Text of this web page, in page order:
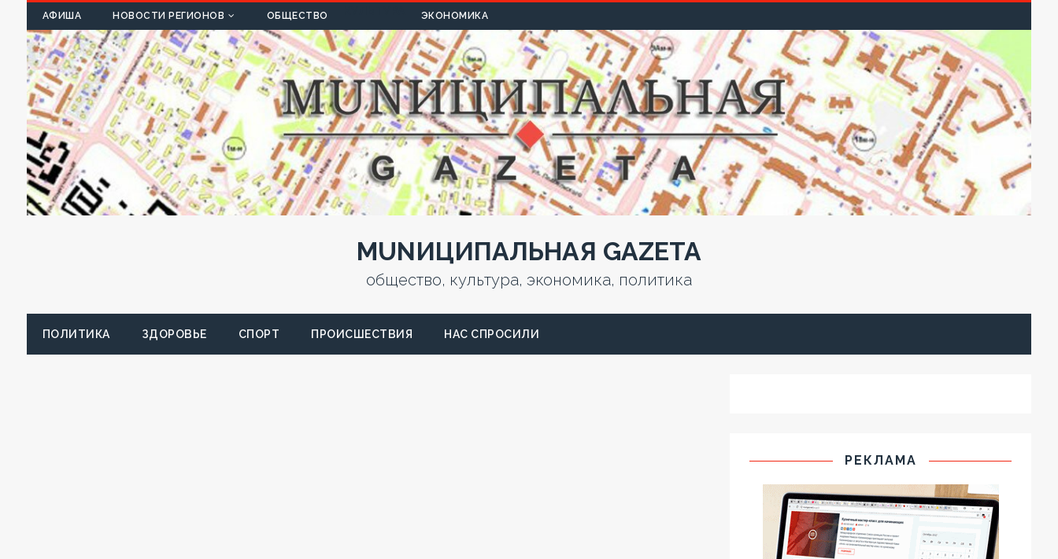
АФИША НОВОСТИ РЕГИОНОВ ОБЩЕСТВО ЭКОНОМИКА
MUNИЦИПАЛЬНАЯ GAZЕТА
общество, культура, экономика, политика
ПОЛИТИКА ЗДОРОВЬЕ СПОРТ ПРОИСШЕСТВИЯ НАС СПРОСИЛИ
РЕКЛАМА